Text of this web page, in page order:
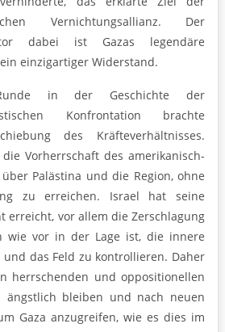
Vernichtungsallianz. Der
dabei ist Gazas legendäre
einzigartiger Widerstand.
in der Geschichte der
Konfrontation brachte
des Kräfteverhältnisses.
Vorherrschaft des amerikanisch-
Palästina und die Region, ohne
zu erreichen. Israel hat seine
erreicht, vor allem die Zerschlagung
wie vor in der Lage ist, die innere
das Feld zu kontrollieren. Daher
herrschenden und oppositionellen
ängstlich bleiben und nach neuen
Gaza anzugreifen, wie es dies im